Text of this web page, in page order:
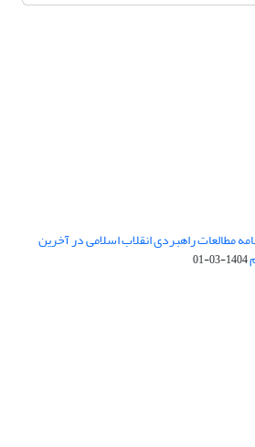
مطالعات راهبردی انقلاب اسلامی در آخرین
1404-03-01